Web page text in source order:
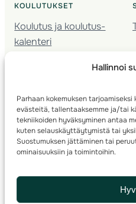
Hallinnoi
Parhaan kokemuksen
evästeitä, tallentaaksemme ja/tai
tekniikoiden hyväksyminen antaa
kuten selauskäyttäytymistä tai
Suostumuksen jättäminen tai
ominaisuuksiin ja toimintoihin.
KOULUTUKSET
Koulutus ja koulutus­
kalenteri
Seura­kehittäminen
Kartoitus
Ratamestari
© 2025 ·Suomen Suunnistusliitto·
info(a)suunnistusliitto.fi,Rastilipun